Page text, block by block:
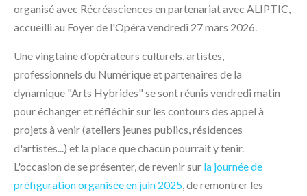
organisé avec Récréasciences en partenariat avec ALIPTIC,
accueilli au Foyer de l'Opéra vendredi 27 mars 2026.
Une vingtaine d'opérateurs culturels, artistes,
professionnels du Numérique et partenaires de la
dynamique "Arts Hybrides" se sont réunis vendredi matin
pour échanger et réfléchir sur les contours des appel à
projets à venir (ateliers jeunes publics, résidences
d'artistes...) et la place que chacun pourrait y tenir.
L'occasion de se présenter, de revenir sur la journée de
préfiguration organisée en juin 2025, de remontrer les